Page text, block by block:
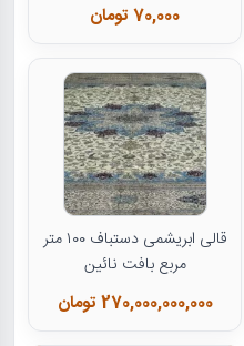
70,000 تومان
قالی ابریشمی دستباف ۱۰۰ متر
مربع بافت نائین
270,000,000,000 تومان